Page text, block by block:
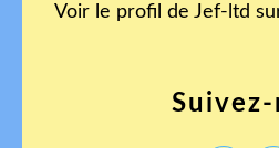
Voir le profil de Jef-ltd
Suivez-